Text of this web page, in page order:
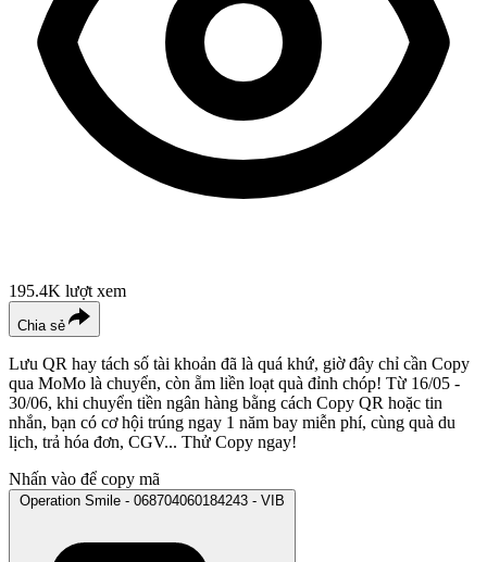
195.4K lượt xem
Chia sẻ
Lưu QR hay tách số tài khoản đã là quá khứ, giờ đây chỉ cần Copy
qua MoMo là chuyển, còn ẵm liền loạt quà đỉnh chóp! Từ 16/05 -
30/06, khi chuyển tiền ngân hàng bằng cách Copy QR hoặc tin
nhắn, bạn có cơ hội trúng ngay 1 năm bay miễn phí, cùng quà du
lịch, trả hóa đơn, CGV... Thử Copy ngay!
Nhấn vào để copy mã
Operation Smile - 068704060184243 - VIB